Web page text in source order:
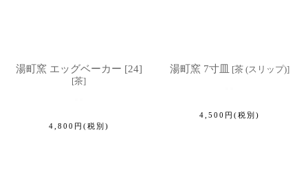
湯町窯 エッグベーカー [24]
[茶]
4,800 円 (税別)
湯町窯 7寸皿 [茶 (スリップ)]
4,500 円 (税別)